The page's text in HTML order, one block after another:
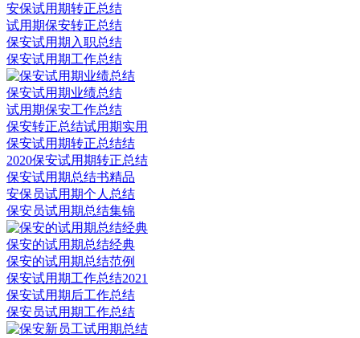
安保试用期转正总结
试用期保安转正总结
保安试用期入职总结
保安试用期工作总结
保安试用期业绩总结
试用期保安工作总结
保安转正总结试用期实用
保安试用期转正总结结
2020保安试用期转正总结
保安试用期总结书精品
安保员试用期个人总结
保安员试用期总结集锦
保安的试用期总结经典
保安的试用期总结范例
保安试用期工作总结2021
保安试用期后工作总结
保安员试用期工作总结